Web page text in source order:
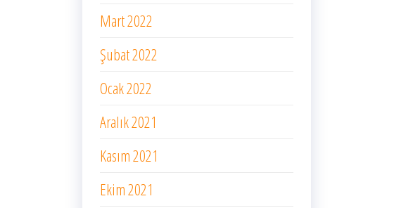
Mart 2022
Şubat 2022
Ocak 2022
Aralık 2021
Kasım 2021
Ekim 2021